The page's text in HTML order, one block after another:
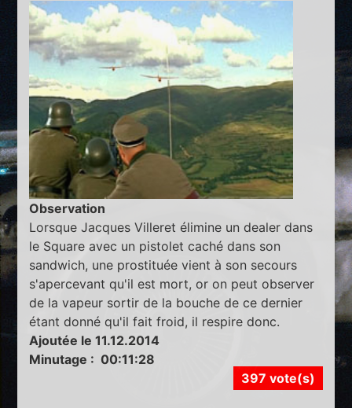
Observation
Lorsque Jacques Villeret élimine un dealer dans
le Square avec un pistolet caché dans son
sandwich, une prostituée vient à son secours
s'apercevant qu'il est mort, or on peut observer
de la vapeur sortir de la bouche de ce dernier
étant donné qu'il fait froid, il respire donc.
Ajoutée le 11.12.2014
Minutage : 00:11:28
397 vote(s)